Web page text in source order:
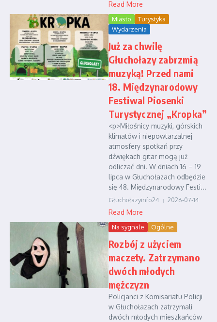
Read More
Miasto
Turystyka
Wydarzenia
Już za chwilę
Głuchołazy zabrzmią
muzyką! Przed nami
18. Międzynarodowy
Festiwal Piosenki
Turystycznej „Kropka”
<p>Miłośnicy muzyki, górskich
klimatów i niepowtarzalnej
atmosfery spotkań przy
dźwiękach gitar mogą już
odliczać dni. W dniach 16 – 19
lipca w Głuchołazach odbędzie
się 48. Międzynarodowy Festi...
Głuchołazyinfo24 2026-07-14
Read More
Na sygnale Ogólne
Rozbój z użyciem
maczety. Zatrzymano
dwóch młodych
mężczyzn
Policjanci z Komisariatu Policji
w Głuchołazach zatrzymali
dwóch młodych mieszkańców